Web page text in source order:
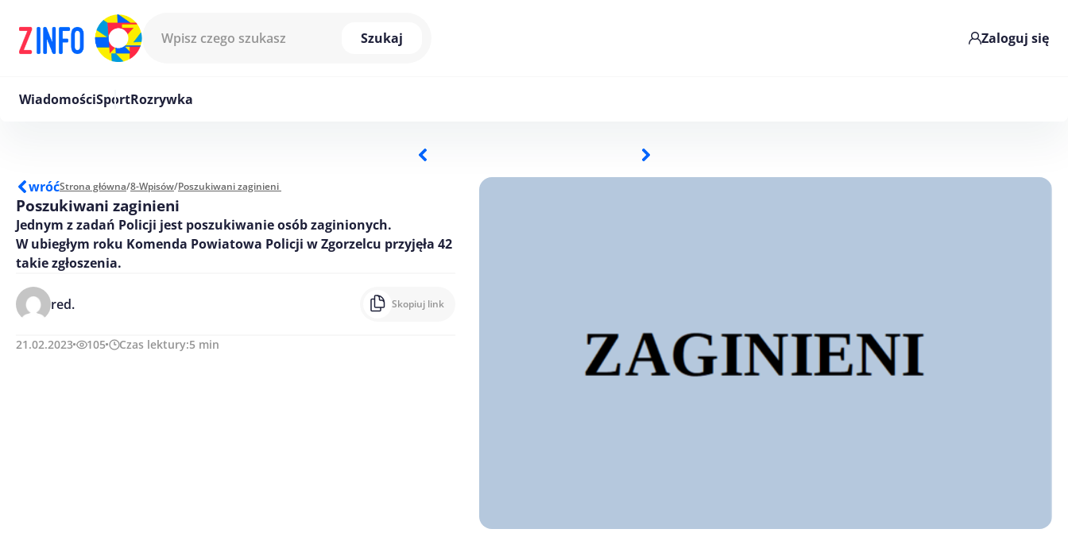
Szukaj
Zaloguj się
WiadomościSportRozrywka
wróćStrona główna/8-Wpisów/Poszukiwani zaginieni
Poszukiwani zaginieni
Jednym z zadań Policji jest poszukiwanie osób zaginionych.
W ubiegłym roku Komenda Powiatowa Policji w Zgorzelcu przyjęła 42
takie zgłoszenia.
red. Skopiuj link
21.02.2023 105 Czas lektury:5 min